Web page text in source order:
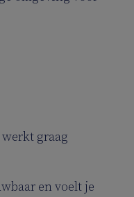
graag
en voelt je